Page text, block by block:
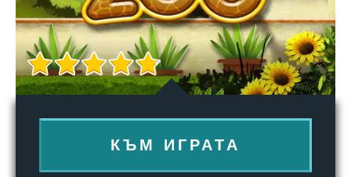
КЪМ ИГРАТА